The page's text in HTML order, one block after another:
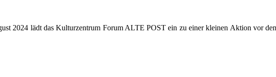
2024 lädt das Kulturzentrum Forum ALTE POST ein zu einer kleinen Aktion vor